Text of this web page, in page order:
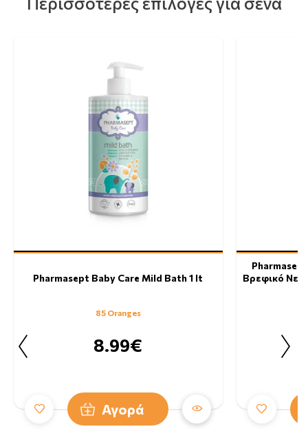
Pharmasept Baby Care Mild Bath 1 lt
85 Oranges
8.99€
Αγορά
Βρεφικό